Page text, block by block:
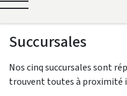
Succursales
Nos cinq succursales sont
trouvent toutes à proximité